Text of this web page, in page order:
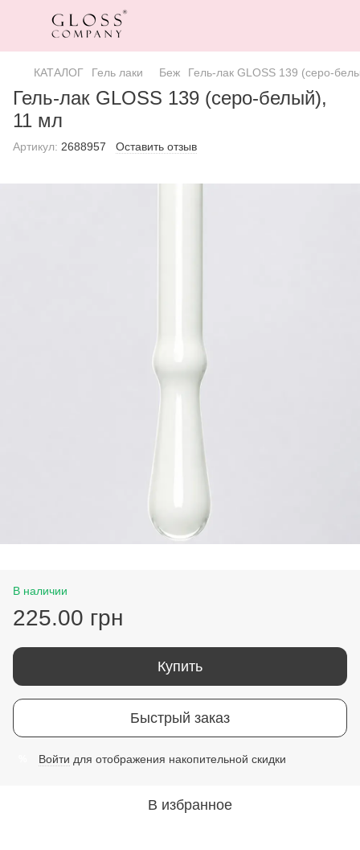
КАТАЛОГ Гель лаки Беж Гель-лак GLOSS 139 (серо-
Гель-лак GLOSS 139 (серо-белый),
11 мл
Артикул: 2688957 Оставить отзыв
В наличии
225.00 грн
Купить
Быстрый заказ
Войти для отображения накопительной скидки
В избранное